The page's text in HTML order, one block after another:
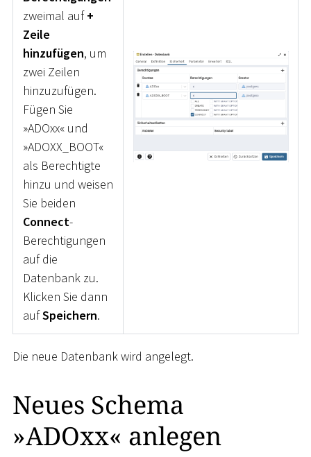
zweimal auf+
Zeile
hinzufügen, um
zwei Zeilen
hinzuzufügen.
Fügen Sie
»ADOxx« und
»ADOXX_BOOT«
als Berechtigte
hinzu und weisen
Sie beiden
Connect-
Berechtigungen
auf die
Datenbank zu.
Klicken Sie dann
aufSpeichern.
Die neue Datenbank wird angelegt.
Neues Schema
»ADOxx« anlegen